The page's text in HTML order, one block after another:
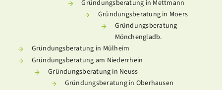
Gründungsberatung in Mettmann
Gründungsberatung in Moers
Gründungsberatung
Mönchengladb.
Gründungsberatung in Mülheim
Gründungsberatung am Niederrhein
Gründungsberatung in Neuss
Gründungsberatung in Oberhausen
Kundenbewertungen und Erfahrungen zu
Meine Gründungsberatung
100
%
SEHR GUT